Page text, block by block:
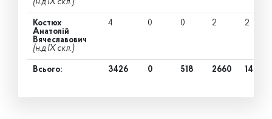
(н.д IX скл.)
Костюх
Анатолій
Вячеславович
(н.д IX скл.)
4 0 0 2 2
Всього: 3426 0 518 2660 14